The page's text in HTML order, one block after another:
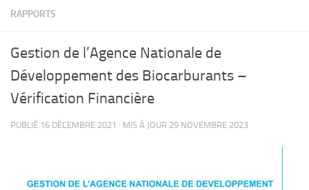
RAPPORTS
Gestion de l’Agence Nationale de
Développement des Biocarburants –
Vérification Financière
PUBLIÉ 16 DÉCEMBRE 2021 · MIS À JOUR 29 NOVEMBRE 2023